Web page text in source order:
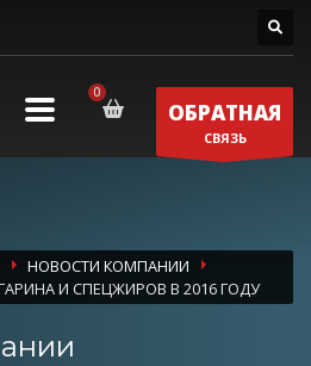
ОБРАТНАЯ
СВЯЗЬ
НОВОСТИ КОМПАНИИ
И СПЕЦЖИРОВ В 2016 ГОДУ